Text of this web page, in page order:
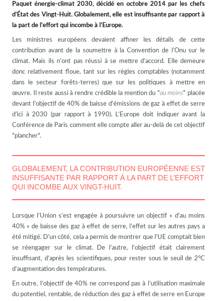
Paquet énergie-climat 2030, décidé en octobre 2014 par les chefs
d’État des Vingt-Huit. Globalement, elle est insuffisante par rapport à
la part de l’effort qui incombe à l’Europe.
Les ministres européens devaient affiner les détails de cette
contribution avant de la soumettre à la Convention de l’Onu sur le
climat. Mais ils n’ont pas réussi à se mettre d’accord. Elle demeure
donc relativement floue, tant sur les règles comptables (notamment
dans le secteur forêts-terres) que sur les politiques à mettre en
œuvre. Il reste aussi à rendre crédible la mention du "au moins" placée
devant l’objectif de 40% de baisse d’émissions de gaz à effet de serre
d’ici à 2030 (par rapport à 1990). L’Europe doit indiquer avant la
Conférence de Paris comment elle compte aller au-delà de cet objectif
"plancher".
GLOBALEMENT, LA CONTRIBUTION EUROPÉENNE EST
INSUFFISANTE PAR RAPPORT À LA PART DE L’EFFORT
QUI INCOMBE AUX VINGT-HUIT.
Lorsque l’Union s’est engagée à poursuivre un objectif « d’au moins
40% » de baisse des gaz à effet de serre, l’effet sur les autres pays a
été mitigé. D’un côté, cela a permis de montrer que l’UE comptait bien
se réengager sur le climat. De l’autre, l’objectif était clairement
insuffisant, d’après les scientifiques, pour rester sous le seuil de 2°C
d’augmentation des températures.
En outre, l’objectif de 40% ne correspond pas à l’utilisation maximale
du potentiel, rentable, de réduction des gaz à effet de serre en Europe